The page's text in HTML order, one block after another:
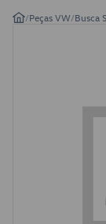
/Peças VW/Busca